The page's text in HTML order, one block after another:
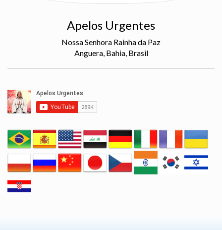
Apelos Urgentes
Nossa Senhora Rainha da Paz
Anguera, Bahia, Brasil